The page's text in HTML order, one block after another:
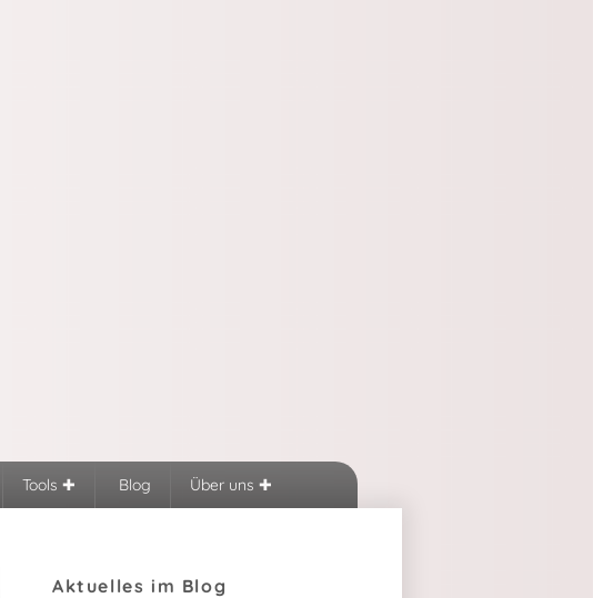
Tools Blog Über uns
Aktuelles im Blog